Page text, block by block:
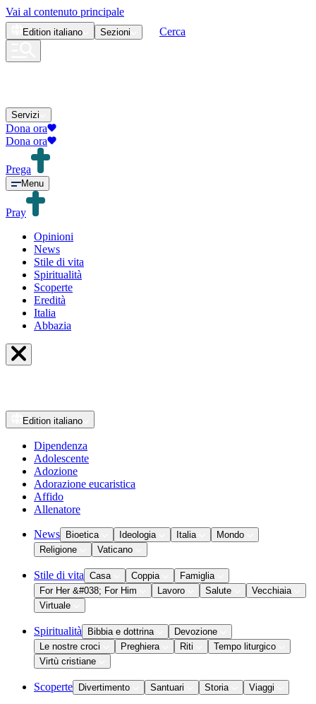
Vai al contenuto principale
Edition italiano Sezioni Cerca
Servizi
Dona ora
Dona ora
Prega
Menu
Pray
Opinioni
News
Stile di vita
Spiritualità
Scoperte
Eredità
Italia
Abbazia
Edition italiano
Dipendenza
Adolescente
Adozione
Adorazione eucaristica
Affido
Allenatore
News Bioetica Ideologia Italia
Mondo
Religione
Vaticano
Stile di vita Casa Coppia
Famiglia
For Her &#038; For Him
Lavoro Salute
Vecchiaia
Virtuale
Spiritualità Bibbia e dottrina
Devozione
Le nostre croci
Preghiera Riti
Tempo liturgico
Virtù cristiane
Scoperte Divertimento Santuari Storia Viaggi